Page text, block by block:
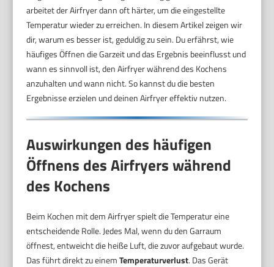
arbeitet der Airfryer dann oft härter, um die eingestellte
Temperatur wieder zu erreichen. In diesem Artikel zeigen wir
dir, warum es besser ist, geduldig zu sein. Du erfährst, wie
häufiges Öffnen die Garzeit und das Ergebnis beeinflusst und
wann es sinnvoll ist, den Airfryer während des Kochens
anzuhalten und wann nicht. So kannst du die besten
Ergebnisse erzielen und deinen Airfryer effektiv nutzen.
Auswirkungen des häufigen
Öffnens des Airfryers während
des Kochens
Beim Kochen mit dem Airfryer spielt die Temperatur eine
entscheidende Rolle. Jedes Mal, wenn du den Garraum
öffnest, entweicht die heiße Luft, die zuvor aufgebaut wurde.
Das führt direkt zu einemTemperaturverlust. Das Gerät